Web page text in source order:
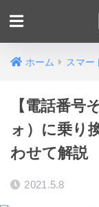
ホーム スマー
【電話番
ォ）に乗り
わせて解説
2021.5.8